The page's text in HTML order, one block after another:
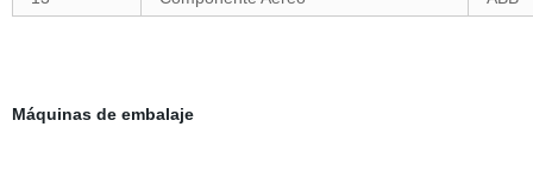
Máquinas de embalaje